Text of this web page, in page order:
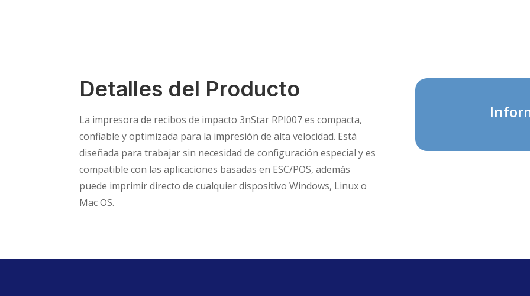
Detalles del Producto
La impresora de recibos de impacto 3nStar RPI007 es compacta,
confiable y optimizada para la impresión de alta velocidad. Está
diseñada para trabajar sin necesidad de configuración especial y es
compatible con las aplicaciones basadas en ESC/POS, además
puede imprimir directo de cualquier dispositivo Windows, Linux o
Mac OS.